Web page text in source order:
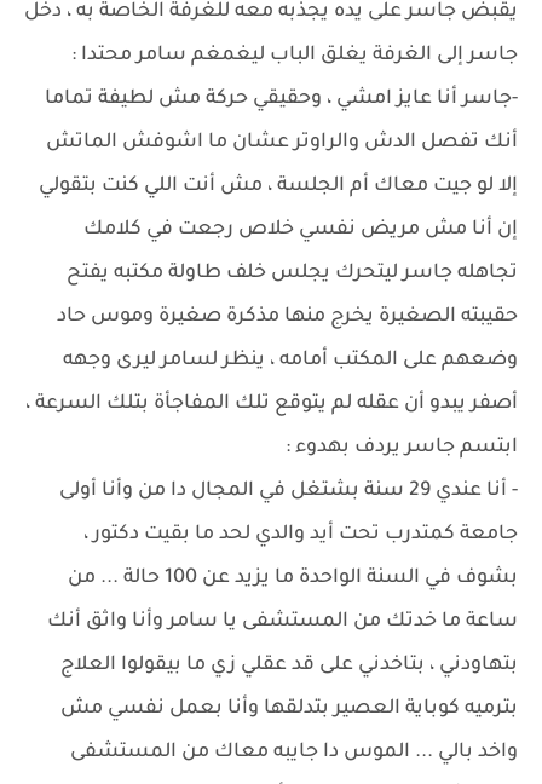
يقبض جاسر على يده يجذبه معه للغرفة الخاصة به ، دخل
جاسر إلى الغرفة يغلق الباب ليغمغم سامر محتدا :
-جاسر أنا عايز امشي ، وحقيقي حركة مش لطيفة تماما
أنك تفصل الدش والراوتر عشان ما اشوفش الماتش
إلا لو جيت معاك أم الجلسة ، مش أنت اللي كنت بتقولي
إن أنا مش مريض نفسي خلاص رجعت في كلامك
تجاهله جاسر ليتحرك يجلس خلف طاولة مكتبه يفتح
حقيبته الصغيرة يخرج منها مذكرة صغيرة وموس حاد
وضعهم على المكتب أمامه ، ينظر لسامر ليرى وجهه
أصفر يبدو أن عقله لم يتوقع تلك المفاجأة بتلك السرعة ،
ابتسم جاسر يردف بهدوء :
- أنا عندي 29 سنة بشتغل في المجال دا من وأنا أولى
جامعة كمتدرب تحت أيد والدي لحد ما بقيت دكتور ،
بشوف في السنة الواحدة ما يزيد عن 100 حالة ... من
ساعة ما خدتك من المستشفى يا سامر وأنا واثق أنك
بتهاودني ، بتاخدني على قد عقلي زي ما بيقولوا العلاج
بترميه كوباية العصير بتدلقها وأنا بعمل نفسي مش
واخد بالي ... الموس دا جايبه معاك من المستشفى